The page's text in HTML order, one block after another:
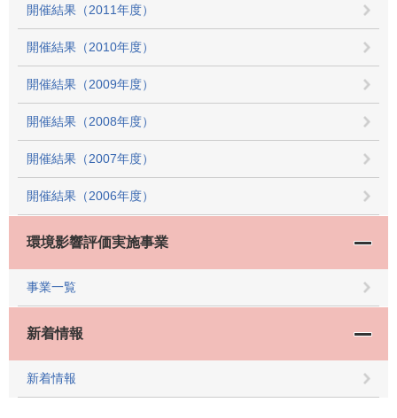
開催結果（2011年度）
開催結果（2010年度）
開催結果（2009年度）
開催結果（2008年度）
開催結果（2007年度）
開催結果（2006年度）
環境影響評価実施事業
事業一覧
新着情報
新着情報